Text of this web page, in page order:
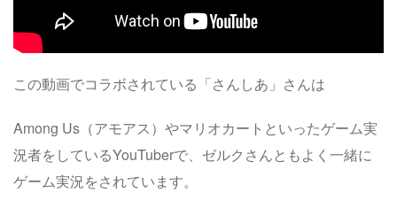
この動画でコラボされている「さんしあ」さんは
Among Us（アモアス）やマリオカートといったゲーム実
況者をしているYouTuberで、ゼルクさんともよく一緒に
ゲーム実況をされています。